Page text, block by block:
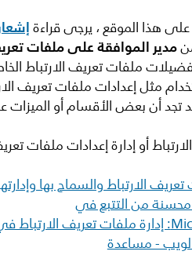
هذا الموقع ، يرجى قراءة
مدير الموافقة على ملفات
تفضيلات ملفات تعريف
مثل إعدادات ملفات تعريف
أن بعض الأقسام أو الميزات
أو إدارة إعدادات ملفات